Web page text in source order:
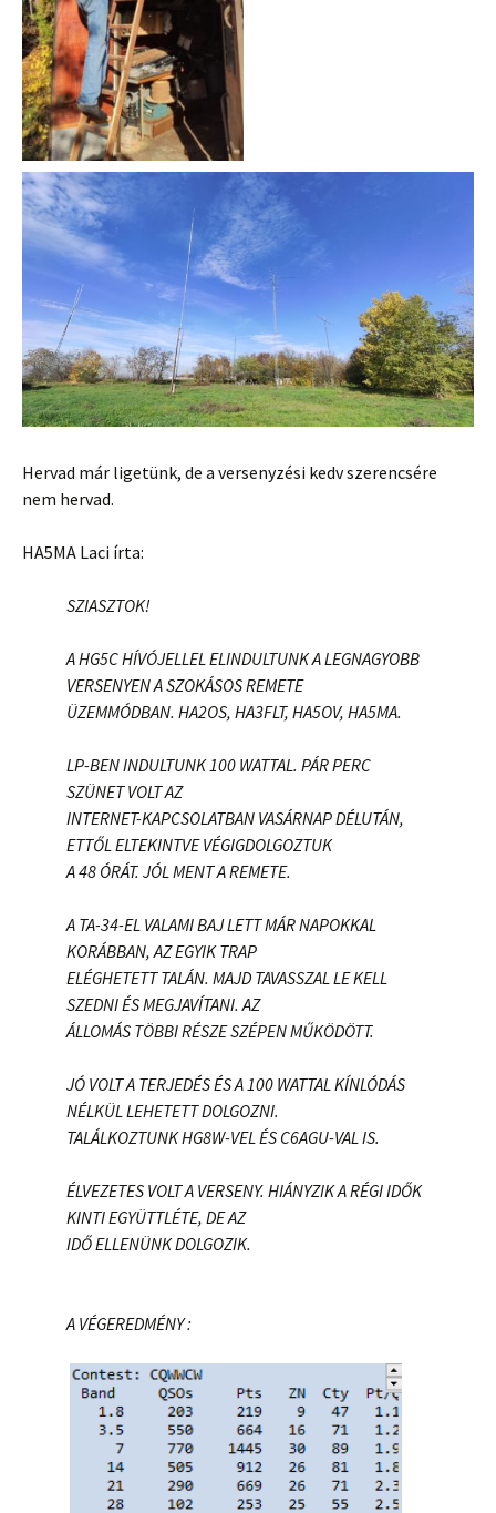
Hervad már ligetünk, de a versenyzési kedv szerencsére
nem hervad.
HA5MA Laci írta:
SZIASZTOK!
A HG5C HÍVÓJELLEL ELINDULTUNK A LEGNAGYOBB
VERSENYEN A SZOKÁSOS REMETE
ÜZEMMÓDBAN. HA2OS, HA3FLT, HA5OV, HA5MA.
LP-BEN INDULTUNK 100 WATTAL. PÁR PERC
SZÜNET VOLT AZ
INTERNET-KAPCSOLATBAN VASÁRNAP DÉLUTÁN,
ETTŐL ELTEKINTVE VÉGIGDOLGOZTUK
A 48 ÓRÁT. JÓL MENT A REMETE.
A TA-34-EL VALAMI BAJ LETT MÁR NAPOKKAL
KORÁBBAN, AZ EGYIK TRAP
ELÉGHETETT TALÁN. MAJD TAVASSZAL LE KELL
SZEDNI ÉS MEGJAVÍTANI. AZ
ÁLLOMÁS TÖBBI RÉSZE SZÉPEN MŰKÖDÖTT.
JÓ VOLT A TERJEDÉS ÉS A 100 WATTAL KÍNLÓDÁS
NÉLKÜL LEHETETT DOLGOZNI.
TALÁLKOZTUNK HG8W-VEL ÉS C6AGU-VAL IS.
ÉLVEZETES VOLT A VERSENY. HIÁNYZIK A RÉGI IDŐK
KINTI EGYÜTTLÉTE, DE AZ
IDŐ ELLENÜNK DOLGOZIK.
A VÉGEREDMÉNY :